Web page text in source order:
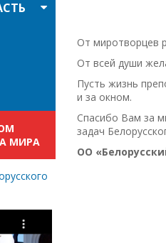
МИРА
От миротворцев
От всей души
Пусть жизнь
и за окном.
Спасибо Вам за
задач
ОО